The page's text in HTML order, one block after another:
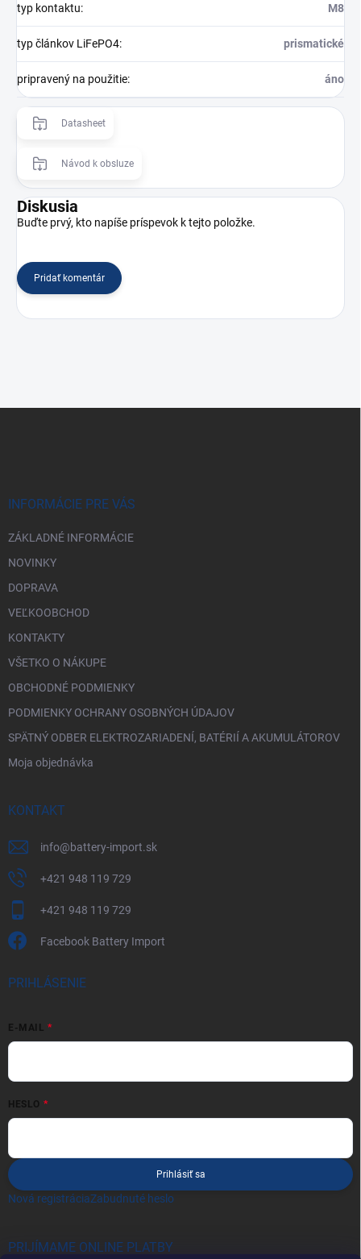
typ kontaktu: M8
typ článkov LiFePO4: prismatické
pripravený na použitie: áno
Datasheet
Návod k obsluze
Diskusia
Buďte prvý, kto napíše príspevok k tejto položke.
Pridať komentár
INFORMÁCIE PRE VÁS
ZÁKLADNÉ INFORMÁCIE
NOVINKY
DOPRAVA
VEĽKOOBCHOD
KONTAKTY
VŠETKO O NÁKUPE
OBCHODNÉ PODMIENKY
PODMIENKY OCHRANY OSOBNÝCH ÚDAJOV
SPÄTNÝ ODBER ELEKTROZARIADENÍ, BATÉRIÍ A AKUMULÁTOROV
Moja objednávka
KONTAKT
info@battery-import.sk
+421 948 119 729
+421 948 119 729
Facebook Battery Import
PRIHLÁSENIE
E-MAIL
HESLO
Prihlásiť sa
Nová registráciaZabudnuté heslo
PRIJÍMAME ONLINE PLATBY